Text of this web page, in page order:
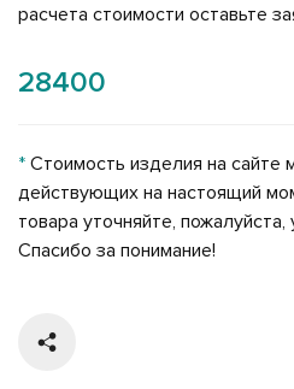
расчета стоимости оставьте
28400
* Стоимость изделия на сайте
действующих на настоящий
товара уточняйте,
Спасибо за понимание!